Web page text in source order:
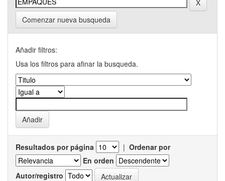
Comenzar nueva busqueda
Añadir filtros:
Usa los filtros para afinar la busqueda.
Resultados por página | Ordenar por
En orden
Autor/registro